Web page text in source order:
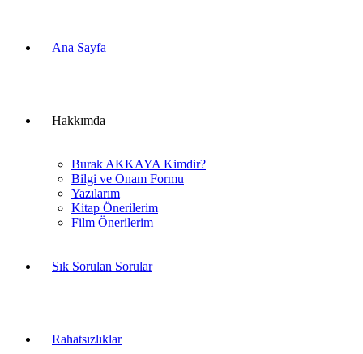
Ana Sayfa
Hakkımda
Burak AKKAYA Kimdir?
Bilgi ve Onam Formu
Yazılarım
Kitap Önerilerim
Film Önerilerim
Sık Sorulan Sorular
Rahatsızlıklar